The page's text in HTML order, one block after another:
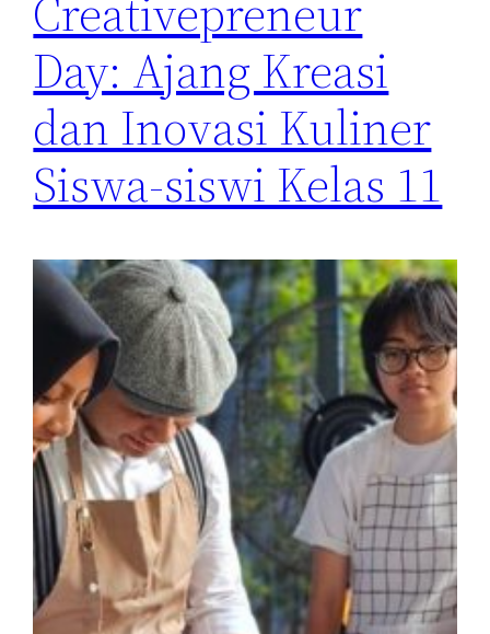
Day: Ajang Kreasi
dan Inovasi Kuliner
Siswa-siswi Kelas 11